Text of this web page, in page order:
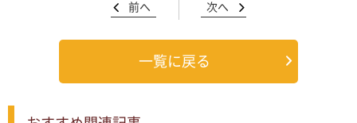
前へ 次へ
一覧に戻る